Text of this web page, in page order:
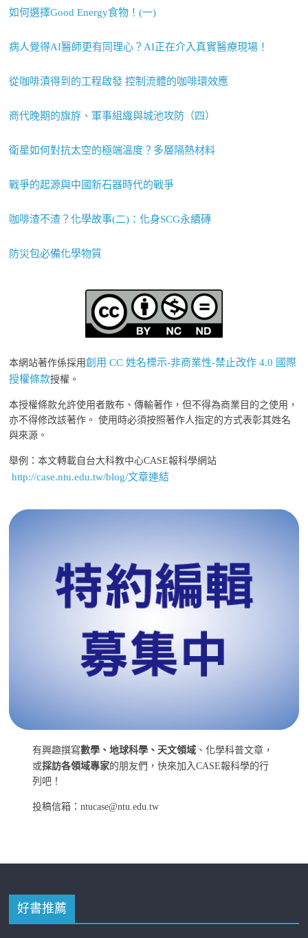
如何選擇Good Energy食物！(一)
病人覺得AI醫師更有同理心？AI正在介入真實醫療現場！
從咖啡漬得到的工程啟發 控制流體的咖啡環效應
商代晚期的旗斿、軍事組織與城池攻防（四）
衛星如何對抗太空的極端溫度？多層隔熱材料
戰爭的起源與中國新石器時代的戰爭
咖啡渣不渣？化學故事(二)：化身SCG永續磚
防災包必備化學物質
本網站著作係採用創用 CC 姓名標示-非商業性-禁止改作 4.0 國際
授權條款授權。
本授權條款允許使用者散布、傳輸著作，但不得為商業目的之使用，
亦不得修改該著作。 使用時必須按照著作人指定的方式表彰其姓名
與來源。
舉例：本文轉載自台大科教中心CASE報科學網站
http://case.ntu.edu.tw/blog/文章連結
有興趣撰寫數學、地球科學、天文領域 、化學科普文章，
或採訪各領域專家的朋友們，快來加入CASE報科學的行
列吧！
投稿信箱：ntucase@ntu.edu.tw
好書推薦